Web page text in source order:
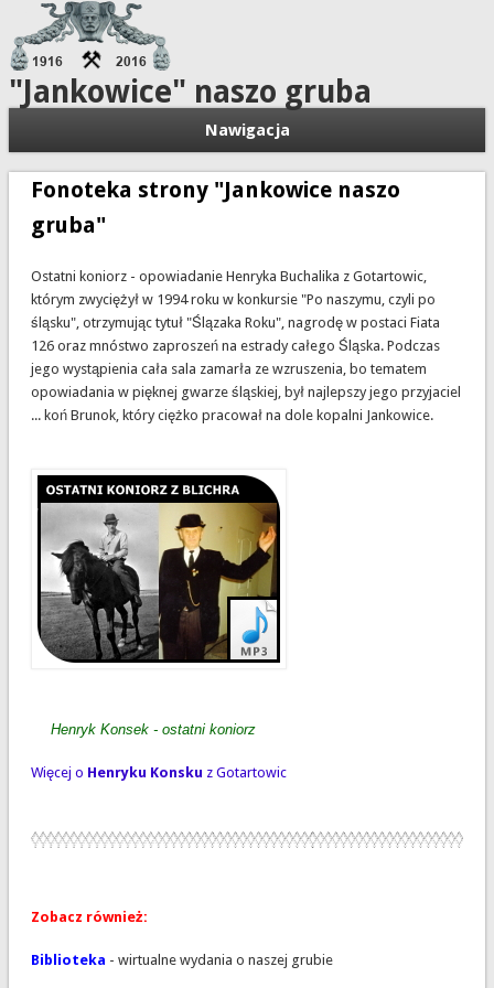
"Jankowice" naszo gruba
Nawigacja
Fonoteka strony "Jankowice naszo
gruba"
Ostatni koniorz - opowiadanie Henryka Buchalika z Gotartowic,
którym zwyciężył w 1994 roku w konkursie "Po naszymu, czyli po
śląsku", otrzymując tytuł "Ślązaka Roku", nagrodę w postaci Fiata
126 oraz mnóstwo zaproszeń na estrady całego Śląska. Podczas
jego wystąpienia cała sala zamarła ze wzruszenia, bo tematem
opowiadania w pięknej gwarze śląskiej, był najlepszy jego przyjaciel
... koń Brunok, który ciężko pracował na dole kopalni Jankowice.
Henryk Konsek - ostatni koniorz
Więcej o Henryku Konsku z Gotartowic
Zobacz również:
Biblioteka - wirtualne wydania o naszej grubie